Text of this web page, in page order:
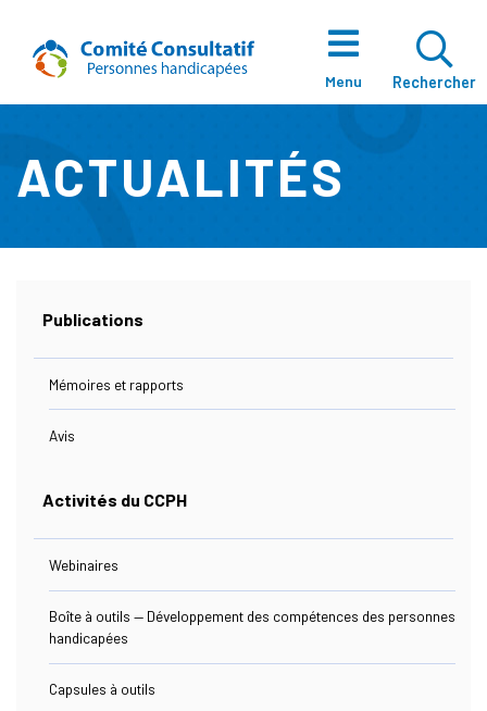
Accueil
Menu
À Propos
Notre Équipe
Enjeux
Ressources
Nous Joindre
Rechercher
Ouvrir La
ACTUALITÉS
Publications
Mémoires et rapports
Avis
Activités du CCPH
Webinaires
Boîte à outils — Développement des compétences des personnes
handicapées
Capsules à outils